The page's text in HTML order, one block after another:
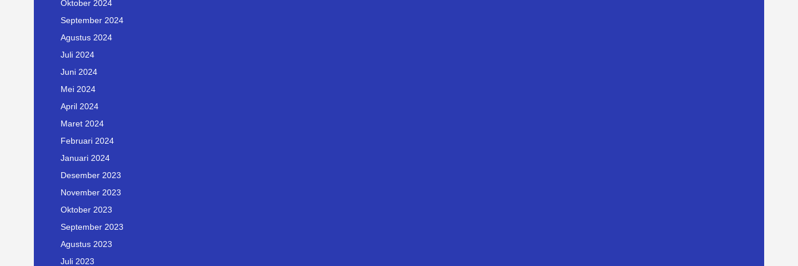
Oktober 2024
September 2024
Agustus 2024
Juli 2024
Juni 2024
Mei 2024
April 2024
Maret 2024
Februari 2024
Januari 2024
Desember 2023
November 2023
Oktober 2023
September 2023
Agustus 2023
Juli 2023